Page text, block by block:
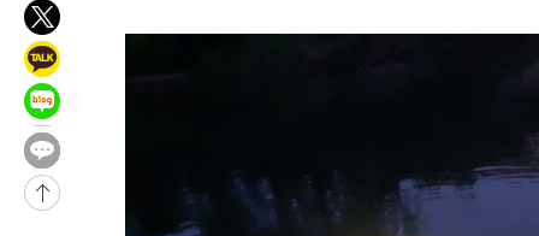
-28070초 전 >
-26822초 전 >
-13704초 전 >
-13175초 전 >
-6769초 전 >
튀르키예 외무장관, "메카 3국 방위협정은 이란이 목표 아냐 "
-3977초 전 >
이군이 불법 군시설 건설한 레바논 남부에서 레바논군 3명 폭발
[속보]美중부 사령관, 이스라엘 긴급방문 다중화된 전선 상황 논